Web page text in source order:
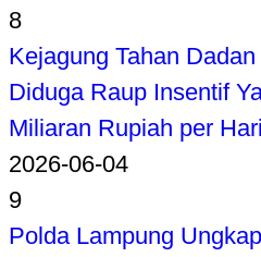
8
Kejagung Tahan
Diduga Raup Insentif
Miliaran Rupiah per Hari
2026-06-04
9
Polda Lampung